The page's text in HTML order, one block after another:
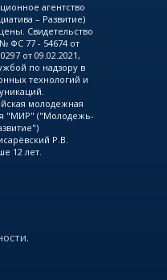
агентство
– Развитие)
Свидетельство
ФС 77 - 54674 от
от 09.02.2021,
по надзору в
технологий и
молодежная
"МИР" ("Молодежь-
Р.В.
12 лет.